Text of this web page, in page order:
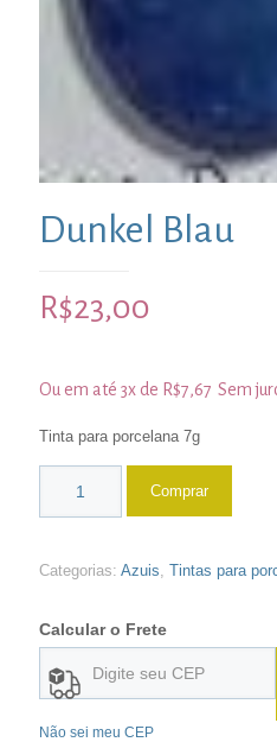
Dunkel Blau
R$23,00
Ou em até 3x de R$7,67 Sem
Tinta para porcelana 7g
Comprar
Categorias: Azuis, Tintas para
Calcular o Frete
Não sei meu CEP